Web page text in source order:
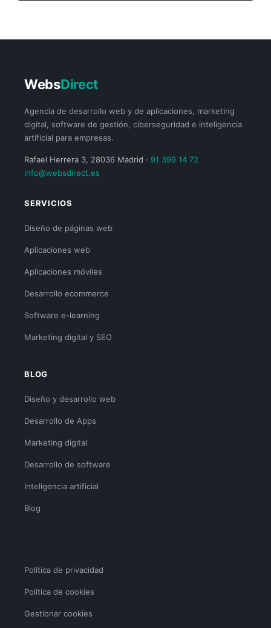
WebsDirect
Agencia de desarrollo web y de aplicaciones, marketing
digital, software de gestión, ciberseguridad e inteligencia
artificial para empresas.
Rafael Herrera 3, 28036 Madrid · 91 399 14 72
info@websdirect.es
SERVICIOS
Diseño de páginas web
Aplicaciones web
Aplicaciones móviles
Desarrollo ecommerce
Software e-learning
Marketing digital y SEO
BLOG
Diseño y desarrollo web
Desarrollo de Apps
Marketing digital
Desarrollo de software
Inteligencia artificial
Blog
Política de privacidad
Política de cookies
Gestionar cookies